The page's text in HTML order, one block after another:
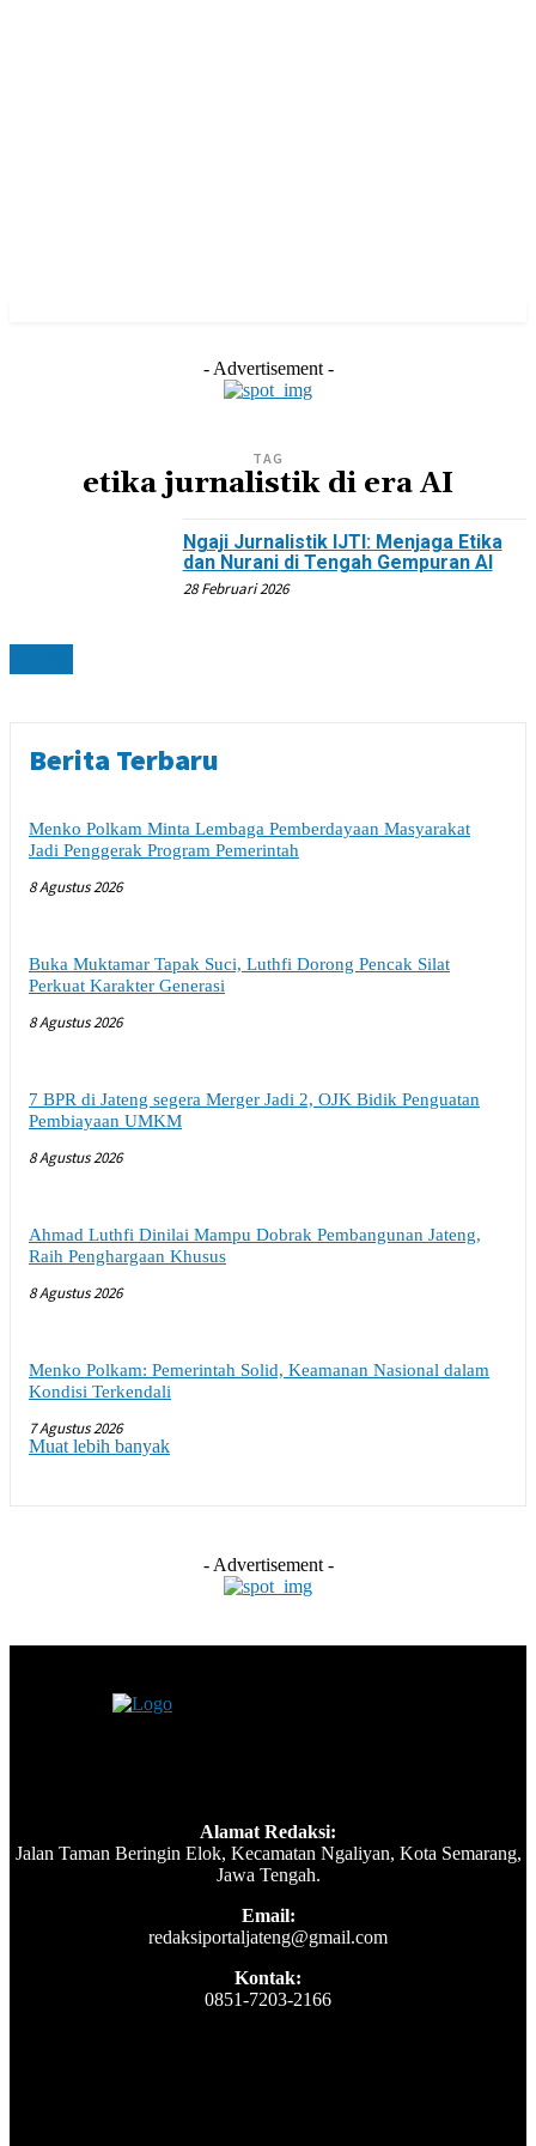
- Advertisement -
TAG
etika jurnalistik di era AI
Ngaji Jurnalistik IJTI: Menjaga Etika
dan Nurani di Tengah Gempuran AI
28 Februari 2026
Berita Terbaru
Menko Polkam Minta Lembaga Pemberdayaan Masyarakat
Jadi Penggerak Program Pemerintah
8 Agustus 2026
Buka Muktamar Tapak Suci, Luthfi Dorong Pencak Silat
Perkuat Karakter Generasi
8 Agustus 2026
7 BPR di Jateng segera Merger Jadi 2, OJK Bidik Penguatan
Pembiayaan UMKM
8 Agustus 2026
Ahmad Luthfi Dinilai Mampu Dobrak Pembangunan Jateng,
Raih Penghargaan Khusus
8 Agustus 2026
Menko Polkam: Pemerintah Solid, Keamanan Nasional dalam
Kondisi Terkendali
7 Agustus 2026
Muat lebih banyak
- Advertisement -
Alamat Redaksi:
Jalan Taman Beringin Elok, Kecamatan Ngaliyan, Kota Semarang,
Jawa Tengah.
Email:
redaksiportaljateng@gmail.com
Kontak:
0851-7203-2166